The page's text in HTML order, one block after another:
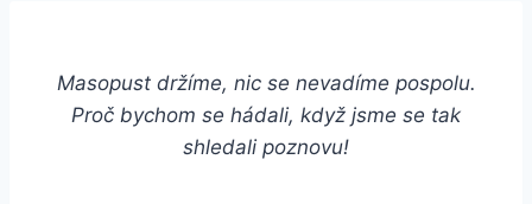
Masopust držíme, nic se nevadíme pospolu.
Proč bychom se hádali, když jsme se tak
shledali poznovu!